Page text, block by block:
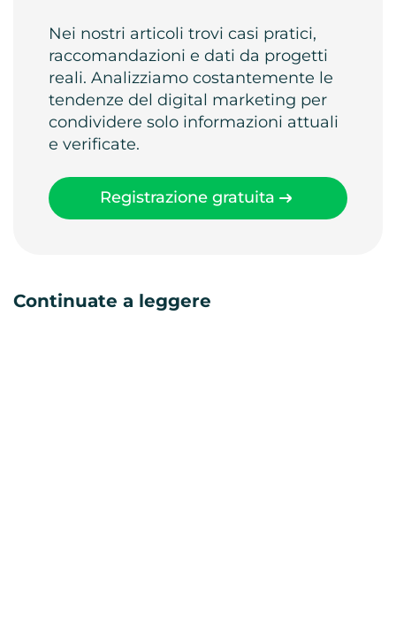
Nei nostri articoli trovi casi pratici,
raccomandazioni e dati da progetti
reali. Analizziamo costantemente le
tendenze del digital marketing per
condividere solo informazioni attuali
e verificate.
Registrazione gratuita
Continuate a leggere